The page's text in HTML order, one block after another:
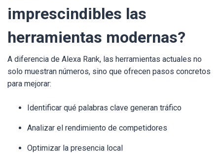
imprescindibles las
herramientas modernas?
A diferencia de Alexa Rank, las herramientas actuales no
solo muestran números, sino que ofrecen pasos concretos
para mejorar:
Identificar qué palabras clave generan tráfico
Analizar el rendimiento de competidores
Optimizar la presencia local